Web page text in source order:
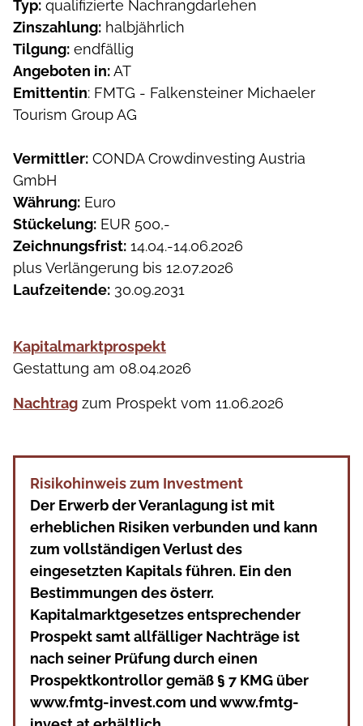
Start-ups Falkensteiner Ventures.
Geschäftsmodelltransformation,
Strategieentwicklung und Markterschließung. Sie
war über 12 Jahre für die Raiffeisen
Bankengruppe tätig, davon 7,5 Jahre für die
Raiffeisen Kapitalanlage Gesellschaft. Danach
hat sie unter anderem die Retail-
Österreich und Deutschland aufgebaut und das
Institutionelle Kundengeschäft maßgeblich
erweitert.
Typ: qualifizierte Nachrangdarlehen
Zinszahlung: halbjährlich
Tilgung: endfällig
Angeboten in:AT
Emittentin: FMTG - Falkensteiner Michaeler
Tourism Group AG
Vermittler: CONDA Crowdinvesting Austria
GmbH
Währung: Euro
Stückelung: EUR 500,-
Zeichnungsfrist: 14.04.-14.06.2026
plus Verlängerung bis 12.07.2026
Laufzeitende: 30.09.2031
Kapitalmarktprospekt
Gestattung am 08.04.2026
Nachtrag zum Prospekt vom 11.06.2026
Risikohinweis zum Investment
Der Erwerb der Veranlagung ist mit
erheblichen Risiken verbunden und kann
zum vollständigen Verlust des
eingesetzten Kapitals führen. Ein den
Bestimmungen des österr.
Kapitalmarktgesetzes entsprechender
Prospekt samt allfälliger Nachträge ist
nach seiner Prüfung durch einen
Prospektkontrollor gemäß § 7 KMG über
www.fmtg-invest.com und www.fmtg-